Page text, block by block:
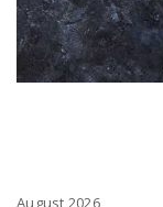
August 2026